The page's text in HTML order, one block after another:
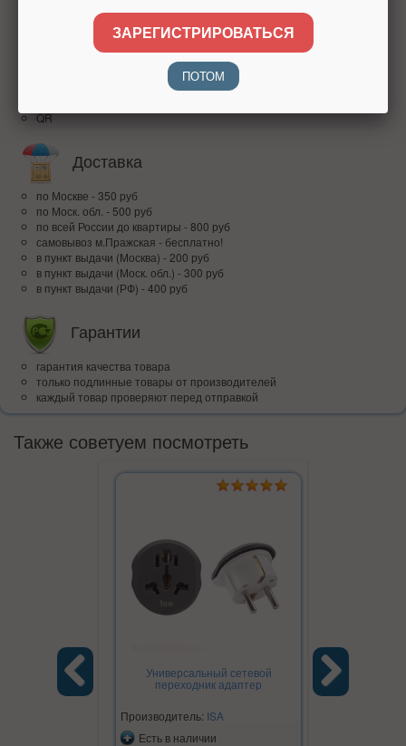
Оплата
наличными при получении
QR
Доставка
по Москве - 350 руб
по Моск. обл. - 500 руб
по всей Росcии до квартиры - 800 руб
самовывоз м.Пражская - бесплатно!
в пункт выдачи (Москва) - 200 руб
в пункт выдачи (Моск. обл.) - 300 руб
в пункт выдачи (РФ) - 400 руб
Гарантии
гарантия качества товара
только подлинные товары от производителей
каждый товар проверяют перед отправкой
Также советуем посмотреть
Универсальный сетевой
переходник адаптер
Производитель: ISA
Есть в наличии
ЗАРЕГИСТРИРОВАТЬСЯ
ПОТОМ